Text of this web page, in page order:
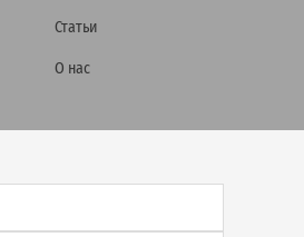
Статьи
О нас